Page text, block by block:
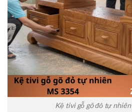
Kệ tivi gỗ gõ đỏ tự